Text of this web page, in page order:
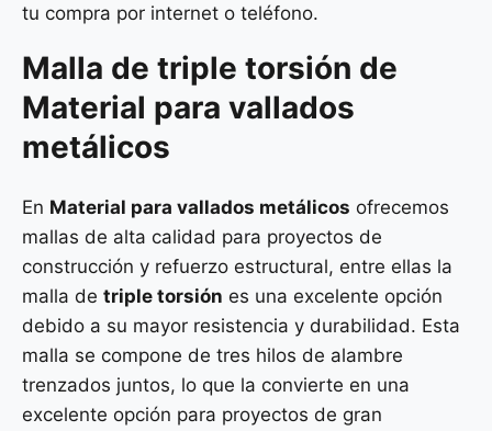
tu compra por internet o teléfono.
Malla de triple torsión de
Material para vallados
metálicos
En Material para vallados metálicos ofrecemos
mallas de alta calidad para proyectos de
construcción y refuerzo estructural, entre ellas la
malla de triple torsión es una excelente opción
debido a su mayor resistencia y durabilidad. Esta
malla se compone de tres hilos de alambre
trenzados juntos, lo que la convierte en una
excelente opción para proyectos de gran